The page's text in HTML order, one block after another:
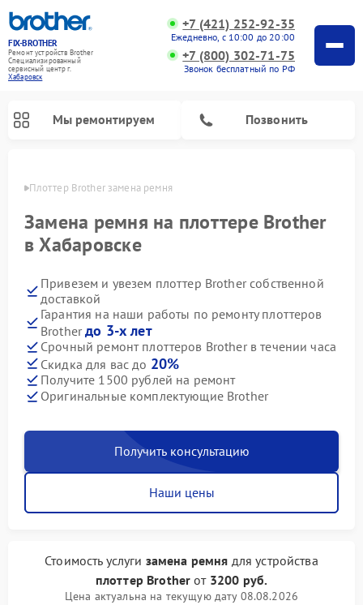
FIX-BROTHER
Ремонт устройств Brother
Специализированный
cервисный центр г.
Хабаровск
+7 (421) 252-92-35
Ежедневно, с 10:00 до 20:00
+7 (800) 302-71-75
Звонок бесплатный по РФ
Мы ремонтируем Позвонить
Плоттер Brother замена ремня
Замена ремня на плоттере Brother
в Хабаровске
Привезем и увезем плоттер Brother собственной
доставкой
Гарантия на наши работы по ремонту плоттеров
Brotherдо 3-х лет
Срочный ремонт плоттеров Brother в течении часа
Скидка для вас до 20%
Получите 1500 рублей на ремонт
Оригинальные комплектующие Brother
Получить консультацию
Наши цены
Стоимость услуги замена ремня для устройства
плоттер Brother от 3200 руб.
Цена актуальна на текущую дату 08.08.2026